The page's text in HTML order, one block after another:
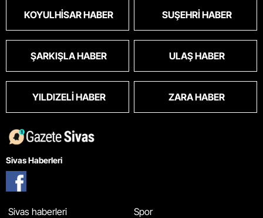
KOYULHISAR HABER SUŞEHRI HABER
ŞARKIŞLA HABER ULAŞ HABER
YILDIZELI HABER ZARA HABER
Sivas Haberleri
Sivas haberleri
Spor